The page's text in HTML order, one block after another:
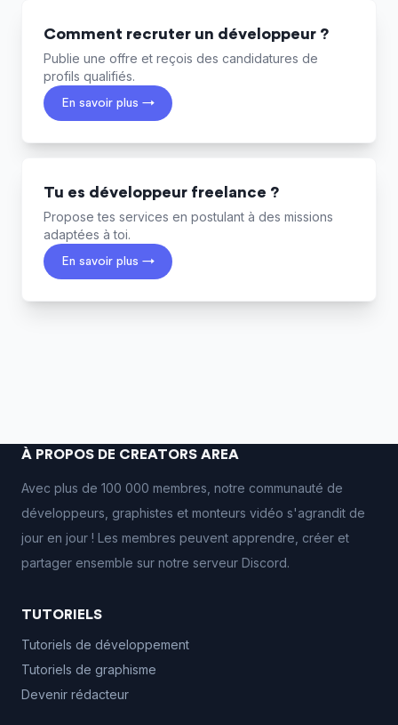
Comment recruter un développeur ?
Publie une offre et reçois des candidatures de
profils qualifiés.
En savoir plus →
Tu es développeur freelance ?
Propose tes services en postulant à des missions
adaptées à toi.
En savoir plus →
À PROPOS DE CREATORS AREA
Avec plus de 100 000 membres, notre communauté de
développeurs, graphistes et monteurs vidéo s'agrandit de
jour en jour ! Les membres peuvent apprendre, créer et
partager ensemble sur notre serveur Discord.
TUTORIELS
Tutoriels de développement
Tutoriels de graphisme
Devenir rédacteur